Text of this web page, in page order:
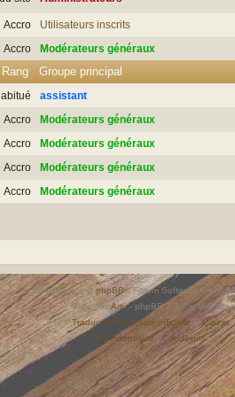
Accro Utilisateurs inscrits
Accro
Modérateurs généraux
Rang Groupe principal
assistant
Accro
Modérateurs généraux
Accro
Modérateurs généraux
Accro
Modérateurs généraux
Accro
Modérateurs généraux
Développé par phpBB® Forum Software ©
Style parArty- phpBB 3.3 par MrGaby
Traduction française officielle ©Qiaeru
Confidentialité|Conditions